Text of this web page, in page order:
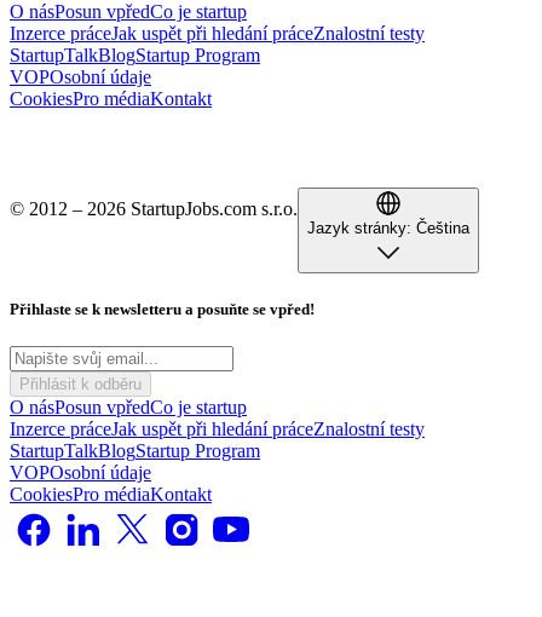
O násPosun vpředCo je startup
Inzerce práceJak uspět při hledání práceZnalostní testy
StartupTalkBlogStartup Program
VOPOsobní údaje
CookiesPro médiaKontakt
© 2012 – 2026 StartupJobs.com s.r.o.
Jazyk stránky: Čeština
Přihlaste se k newsletteru a posuňte se vpřed!
Přihlásit k odběru
O násPosun vpředCo je startup
Inzerce práceJak uspět při hledání práceZnalostní testy
StartupTalkBlogStartup Program
VOPOsobní údaje
CookiesPro médiaKontakt